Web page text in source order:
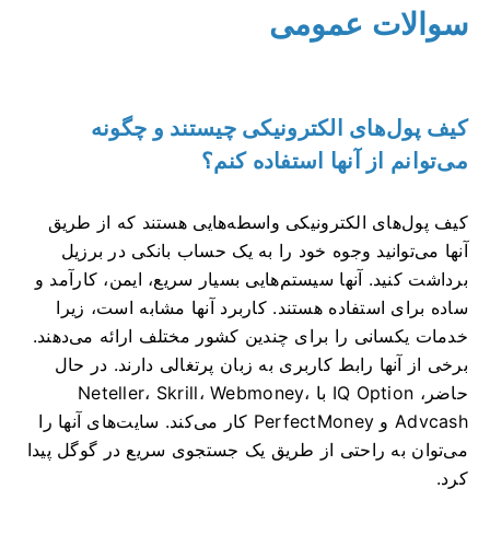
سوالات عمومی
کیف پول‌های الکترونیکی چیستند و چگونه
می‌توانم از آنها استفاده کنم؟
کیف پول‌های الکترونیکی واسطه‌هایی هستند که از طریق
آنها می‌توانید وجوه خود را به یک حساب بانکی در برزیل
برداشت کنید. آنها سیستم‌هایی بسیار سریع، ایمن، کارآمد و
ساده برای استفاده هستند. کاربرد آنها مشابه است، زیرا
خدمات یکسانی را برای چندین کشور مختلف ارائه می‌دهند.
برخی از آنها رابط کاربری به زبان پرتغالی دارند. در حال
حاضر، IQ Option با Neteller، Skrill، Webmoney،
Advcash و PerfectMoney کار می‌کند. سایت‌های آنها را
می‌توان به راحتی از طریق یک جستجوی سریع در گوگل پیدا
کرد.